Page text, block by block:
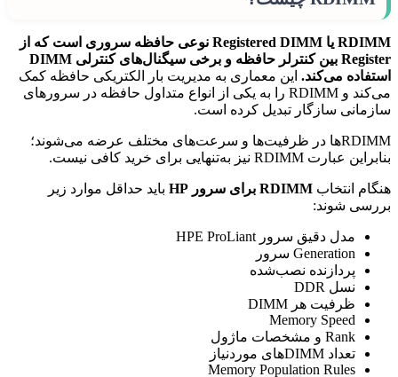
RDIMM یا Registered DIMM نوعی حافظه سروری است که از
Register بین کنترلر حافظه و برخی سیگنال‌های کنترلی DIMM
استفاده می‌کند. این معماری به مدیریت بار الکتریکی حافظه کمک
می‌کند و RDIMM را به یکی از انواع متداول حافظه در سرورهای
سازمانی سازگار تبدیل کرده است.
RDIMMها در ظرفیت‌ها و سرعت‌های مختلف عرضه می‌شوند؛
بنابراین عبارت RDIMM نیز به‌تنهایی برای خرید کافی نیست.
هنگام انتخاب RDIMM برای سرور HP
باید حداقل موارد زیر
بررسی شوند:
مدل دقیق سرور HPE ProLiant
Generation سرور
پردازنده نصب‌شده
نسل DDR
ظرفیت هر DIMM
Memory Speed
Rank و مشخصات ماژول
تعداد DIMMهای موردنیاز
Memory Population Rules